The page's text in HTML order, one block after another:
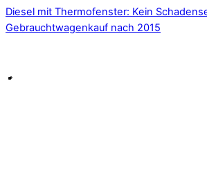
Diesel mit Thermofenster: Kein
Gebrauchtwagenkauf nach 2015